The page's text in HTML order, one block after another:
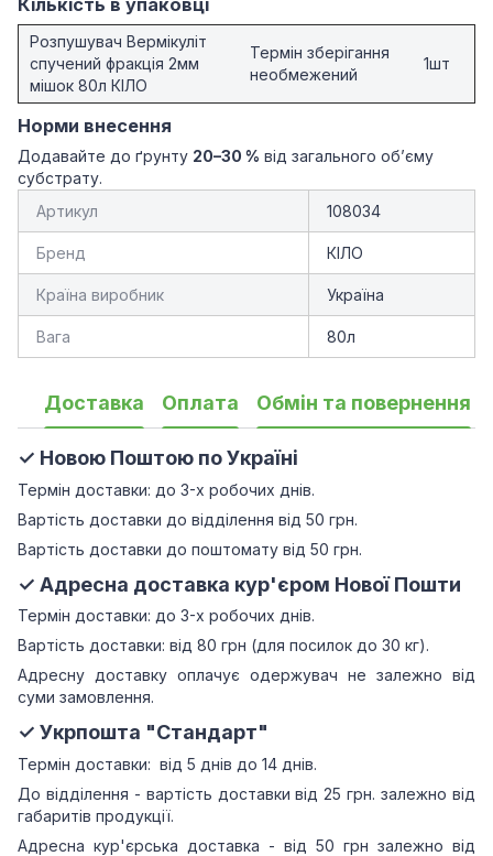
Розпушувач Вермікуліт
спучений фракція 2мм
мішок 80л КІЛО
Термін зберігання
необмежений
1шт
Норми внесення
Додавайте до ґрунту 20–30 % від загального об’єму
субстрату.
Артикул
108034
Бренд КІЛО
Країна виробник Україна
Вага 80л
Доставка Оплата Обмін та повернення
✓ Новою Поштою по Україні
Термін доставки: до 3-х робочих днів.
Вартість доставки до відділення від 50 грн.
Вартість доставки до поштомату від 50 грн.
✓ Адресна доставка кур'єром Нової Пошти
Термін доставки: до 3-х робочих днів.
Вартість доставки: від 80 грн (для посилок до 30 кг).
Адресну доставку оплачує одержувач не залежно від
суми замовлення.
✓ Укрпошта "Стандарт"
Термін доставки: від 5 днів до 14 днів.
До відділення - вартість доставки від 25 грн.залежно від
габаритів продукції.
Адресна кур'єрська доставка - від 50 грн залежно від